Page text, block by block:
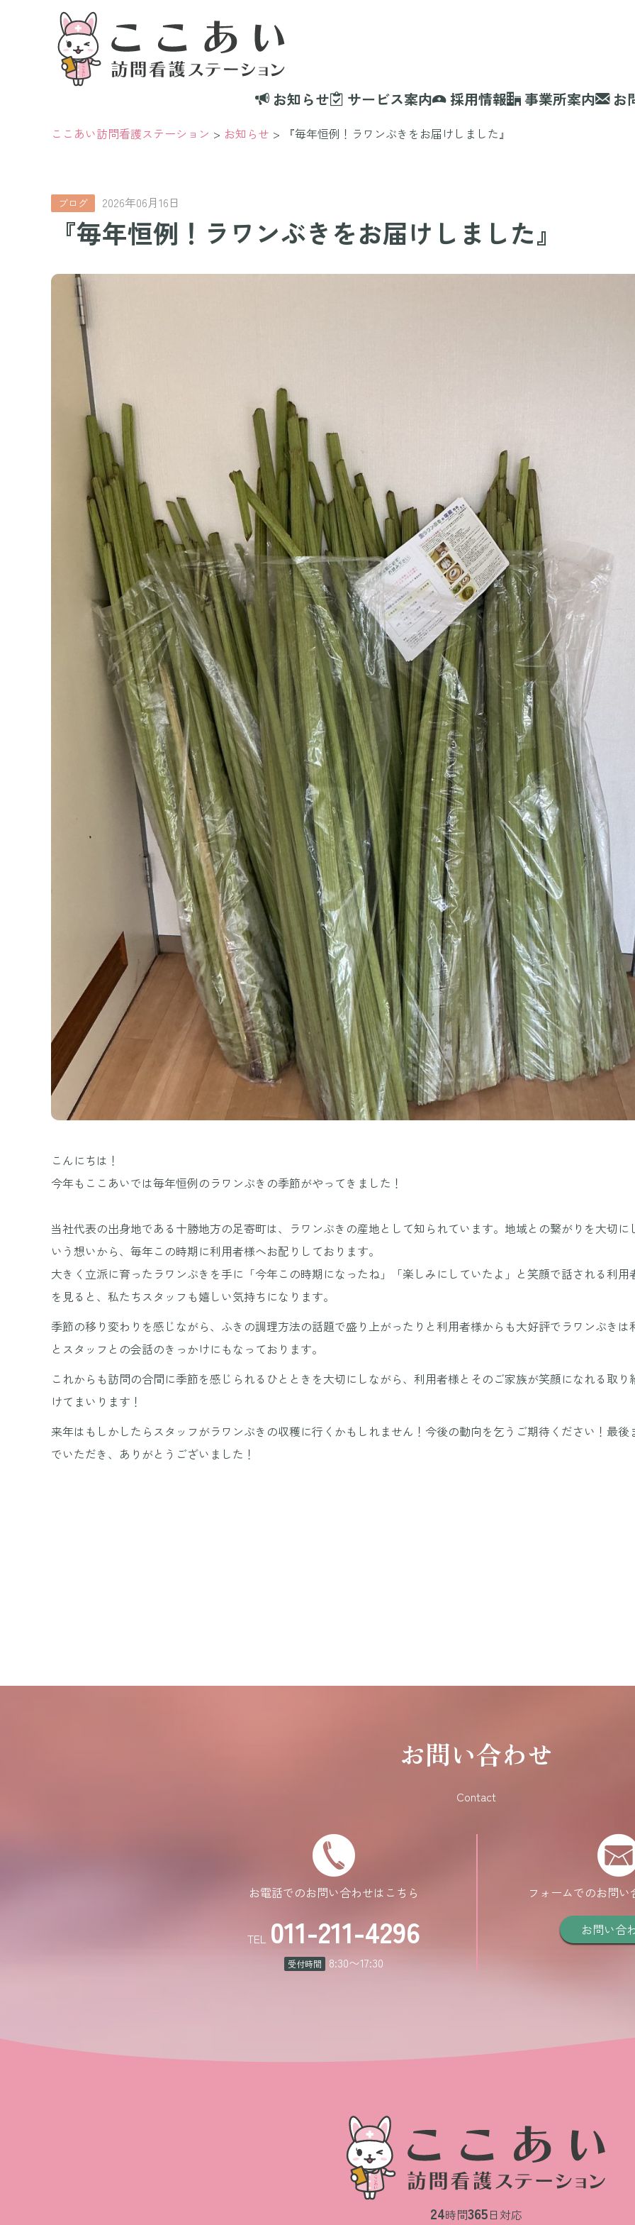
お知らせ サービス案内 採用情報 事業所案内 お
ここあい訪問看護ステーション お知らせ 『毎年恒例！ラワンぶきをお届けしました』
ブログ 2026年06月16日
『毎年恒例！ラワンぶきをお届けしました』
こんにちは！
今年もここあいでは毎年恒例のラワンぶきの季節がやってきました！
当社代表の出身地である十勝地方の足寄町は、ラワンぶきの産地として知られています。地域との繋がりを大切に
いう想いから、毎年この時期に利用者様へお配りしております。
大きく立派に育ったラワンぶきを手に「今年この時期になったね」「楽しみにしていたよ」と笑顔で話される利用
を見ると、私たちスタッフも嬉しい気持ちになります。
季節の移り変わりを感じながら、ふきの調理方法の話題で盛り上がったりと利用者様からも大好評でラワンぶきは
とスタッフとの会話のきっかけにもなっております。
これからも訪問の合間に季節を感じられるひとときを大切にしながら、利用者様とそのご家族が笑顔になれる取り
けてまいります！
来年はもしかしたらスタッフがラワンぶきの収穫に行くかもしれません！今後の動向を乞うご期待ください！最後
でいただき、ありがとうございました！
お問い合わせ
Contact
お電話でのお問い合わせはこちら
TEL 011-211-4296
受付時間 8:30〜17:30
フォームでのお問
お問い合
24時間365日対応